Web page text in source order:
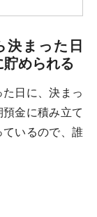
まった日
められる
た日に、決まっ
金に積み立て
いるので、誰